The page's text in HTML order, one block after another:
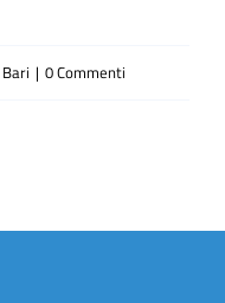
| 0 Commenti